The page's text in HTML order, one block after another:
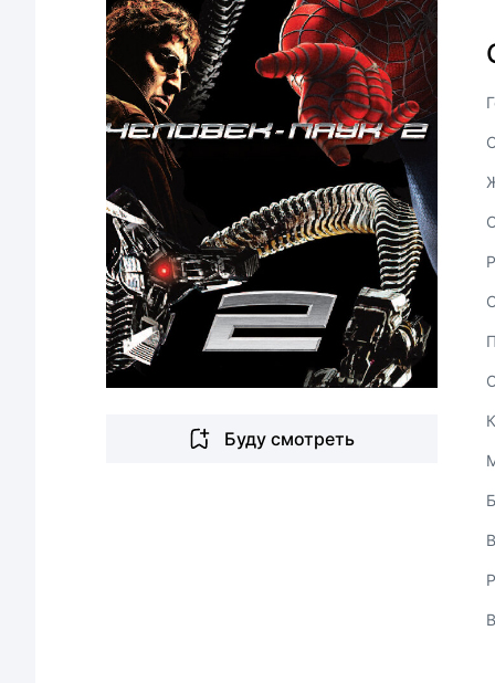
Буду смотреть